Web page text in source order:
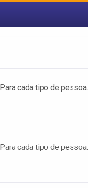
cada tipo de pessoa.
cada tipo de pessoa.